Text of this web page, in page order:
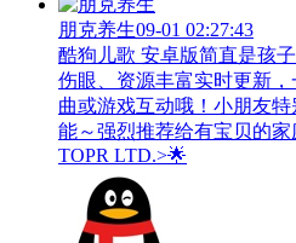
朋克养生09-01 02:27:43
酷狗儿歌 安卓版简直是孩
伤眼、资源丰富实时更新
曲或游戏互动哦！小朋友
能～强烈推荐给有宝贝的
TOPR LTD.>🌟